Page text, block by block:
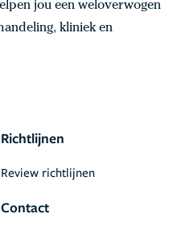
jou een weloverwogen
kliniek en
Richtlijnen
Review richtlijnen
Contact